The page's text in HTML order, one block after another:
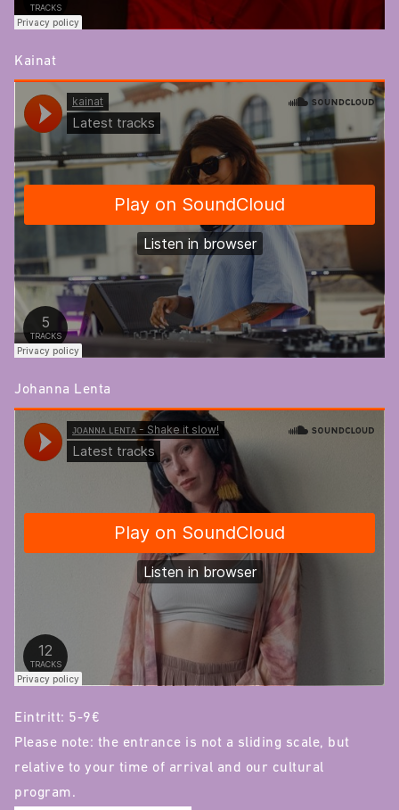
Kainat
Johanna Lenta
Eintritt: 5-9€
Please note: the entrance is not a sliding scale, but
relative to your time of arrival and our cultural
program.